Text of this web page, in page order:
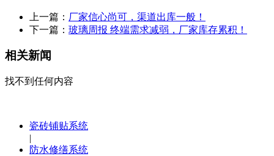
上一篇： 厂家信心尚可，渠道出库一般！
下一篇： 玻璃周报 终端需求减弱，厂家库存累积！
相关新闻
找不到任何内容
瓷砖铺贴系统
|
防水修缮系统